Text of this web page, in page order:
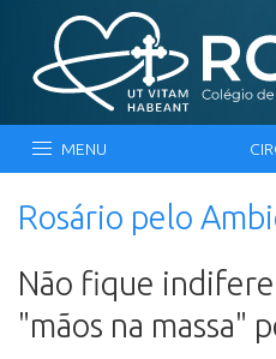
MENU
Rosário pelo
Não fique
"mãos na massa"